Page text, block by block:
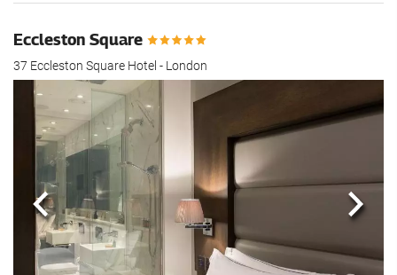
Eccleston Square
37 Eccleston Square Hotel - London
Zurück